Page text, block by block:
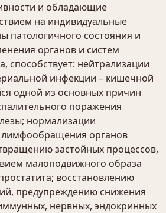
и обладающие
на индивидуальные
патологичного состояния и
органов и систем
способствует: нейтрализации
инфекции – кишечной
одной из основных причин
поражения
нормализации
органов
застойных процессов,
малоподвижного образа
восстановлению
предупреждению снижения
нервных, эндокринных